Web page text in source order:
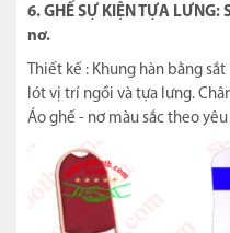
6. GHẾ SỰ KIỆN TỰA
nơ.
Thiết kế : Khung hàn bằng
lót vị trí ngồi và tựa lưng.
Áo ghế - nơ màu sắc theo